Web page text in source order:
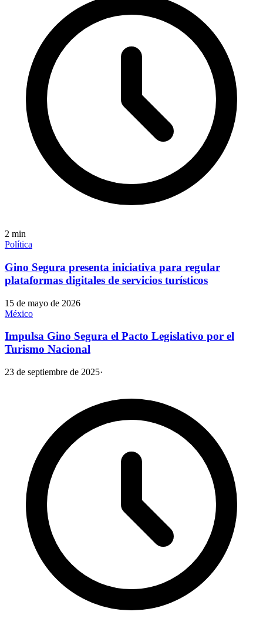
2 min
Política
Gino Segura presenta iniciativa para regular
plataformas digitales de servicios turísticos
15 de mayo de 2026
México
Impulsa Gino Segura el Pacto Legislativo por el
Turismo Nacional
23 de septiembre de 2025·